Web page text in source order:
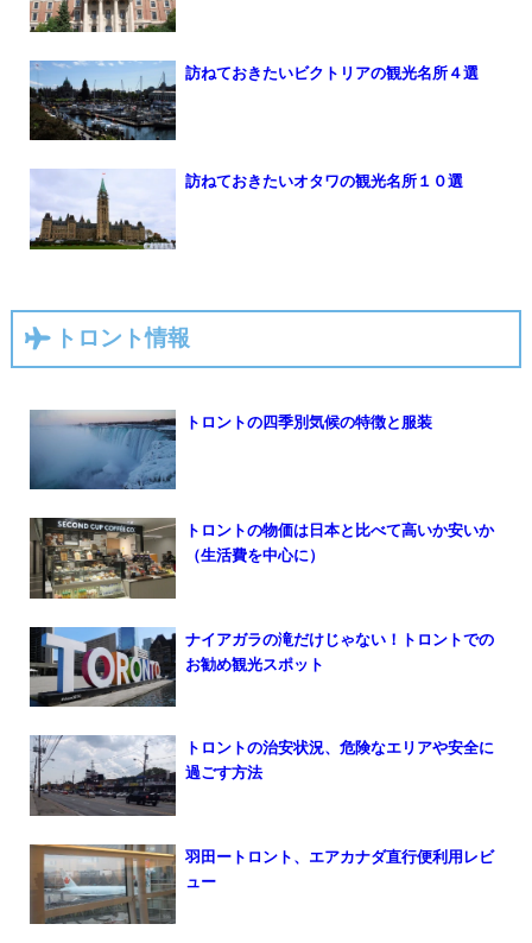
訪ねておきたいビクトリアの観光名所４選
訪ねておきたいオタワの観光名所１０選
トロント情報
トロントの四季別気候の特徴と服装
トロントの物価は日本と比べて高いか安いか
（生活費を中心に）
ナイアガラの滝だけじゃない！トロントでの
お勧め観光スポット
トロントの治安状況、危険なエリアや安全に
過ごす方法
羽田ートロント、エアカナダ直行便利用レビ
ュー